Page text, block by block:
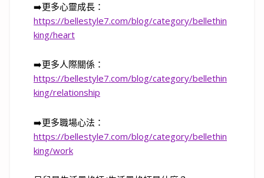
➡️更多心靈成長：
https://bellestyle7.com/blog/category/bellethin
king/heart
➡️更多人際關係：
https://bellestyle7.com/blog/category/bellethin
king/relationship
➡️更多職場心法：
https://bellestyle7.com/blog/category/bellethin
king/work